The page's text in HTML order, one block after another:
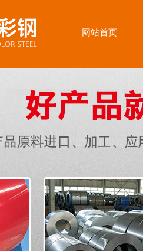
网站首页